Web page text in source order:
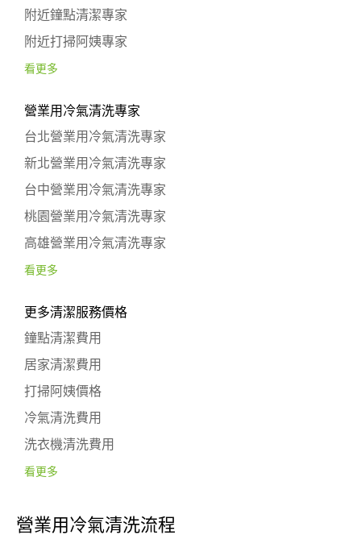
附近鐘點清潔專家
附近打掃阿姨專家
看更多
營業用冷氣清洗專家
台北營業用冷氣清洗專家
新北營業用冷氣清洗專家
台中營業用冷氣清洗專家
桃園營業用冷氣清洗專家
高雄營業用冷氣清洗專家
看更多
更多清潔服務價格
鐘點清潔費用
居家清潔費用
打掃阿姨價格
冷氣清洗費用
洗衣機清洗費用
看更多
營業用冷氣清洗流程